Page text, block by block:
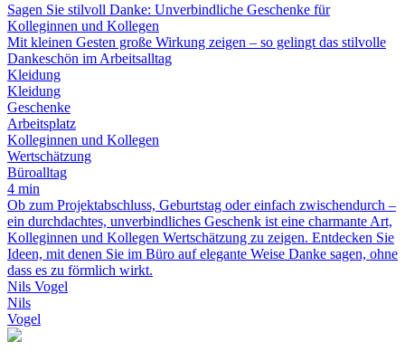
Sagen Sie stilvoll Danke: Unverbindliche Geschenke für
Kolleginnen und Kollegen
Mit kleinen Gesten große Wirkung zeigen – so gelingt das stilvolle
Dankeschön im Arbeitsalltag
Kleidung
Kleidung
Geschenke
Arbeitsplatz
Kolleginnen und Kollegen
Wertschätzung
Büroalltag
4 min
Ob zum Projektabschluss, Geburtstag oder einfach zwischendurch –
ein durchdachtes, unverbindliches Geschenk ist eine charmante Art,
Kolleginnen und Kollegen Wertschätzung zu zeigen. Entdecken Sie
Ideen, mit denen Sie im Büro auf elegante Weise Danke sagen, ohne
dass es zu förmlich wirkt.
Nils Vogel
Nils
Vogel